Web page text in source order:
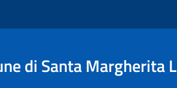
di Santa Margherita